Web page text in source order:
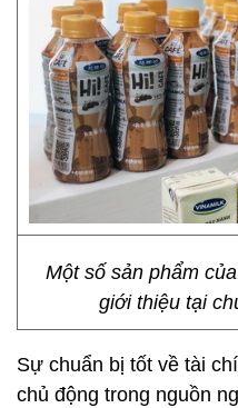
Một số sản phẩm
giới thiệu tại
Sự chuẩn bị tốt về tài
chủ động trong nguồn